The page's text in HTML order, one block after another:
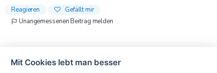
Reagieren
Gefällt mir
Unangemessenen Beitrag melden
Mit Cookies lebt man besser